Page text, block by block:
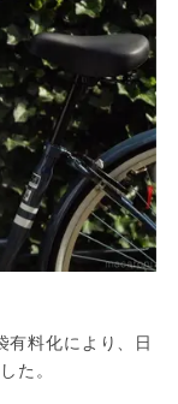
料化により、日
た。